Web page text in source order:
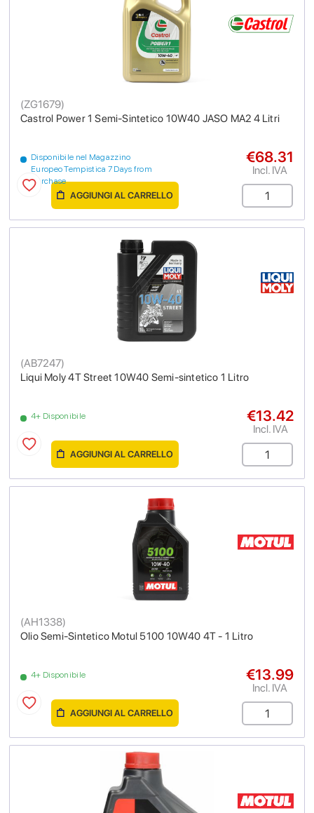
Castrol Power 1 Semi-Sintetico 10W40 JASO MA2 4 Litri
(ZG1679)
Disponibile nel Magazzino
Europeo Tempistica 7 Days from
purchase
€68.31
Incl. IVA
AGGIUNGI AL CARRELLO
Liqui Moly 4T Street 10W40 Semi-sintetico 1 Litro
(AB7247)
4+ Disponibile €13.42
Incl. IVA
AGGIUNGI AL CARRELLO
Olio Semi-Sintetico Motul 5100 10W40 4T - 1 Litro
(AH1338)
4+ Disponibile €13.99
Incl. IVA
AGGIUNGI AL CARRELLO